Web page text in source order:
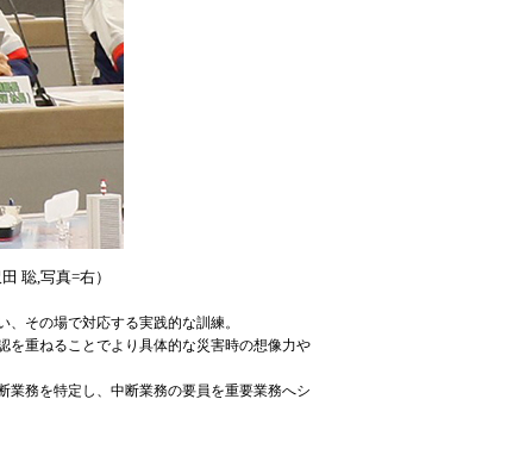
聡,写真=右）
その場で対応する実践的な訓練。
を重ねることでより具体的な災害時の想像力や
業務を特定し、中断業務の要員を重要業務へシ